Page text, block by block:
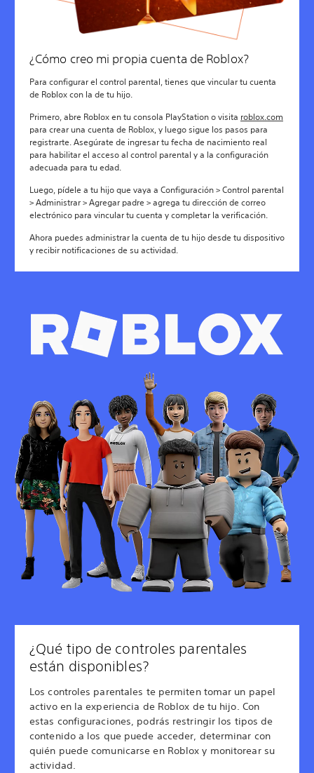
¿Cómo creo mi propia cuenta de Roblox?
Para configurar el control parental, tienes que vincular tu cuenta
de Roblox con la de tu hijo.
Primero, abre Roblox en tu consola PlayStation o visita roblox.com
para crear una cuenta de Roblox, y luego sigue los pasos para
registrarte. Asegúrate de ingresar tu fecha de nacimiento real
para habilitar el acceso al control parental y a la configuración
adecuada para tu edad.
Luego, pídele a tu hijo que vaya a Configuración > Control parental
> Administrar > Agregar padre > agrega tu dirección de correo
electrónico para vincular tu cuenta y completar la verificación.
Ahora puedes administrar la cuenta de tu hijo desde tu dispositivo
y recibir notificaciones de su actividad.
¿Qué tipo de controles parentales
están disponibles?
Los controles parentales te permiten tomar un papel
activo en la experiencia de Roblox de tu hijo. Con
estas configuraciones, podrás restringir los tipos de
contenido a los que puede acceder, determinar con
quién puede comunicarse en Roblox y monitorear su
actividad.